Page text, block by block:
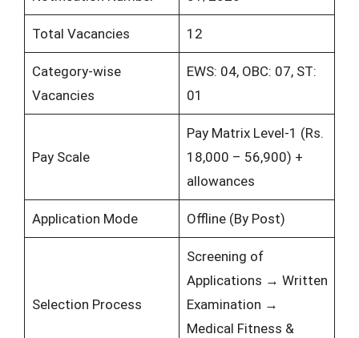
Total Vacancies 12
Category-wise
Vacancies
EWS: 04, OBC: 07, ST:
01
Pay Scale
Pay Matrix Level-1 (Rs.
18,000 – 56,900) +
allowances
Application Mode Offline (By Post)
Selection Process
Screening of
Applications → Written
Examination →
Medical Fitness &